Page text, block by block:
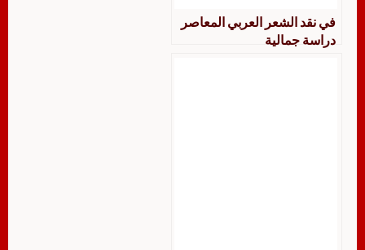
في نقد الشعر العربي المعاصر
دراسة جمالية